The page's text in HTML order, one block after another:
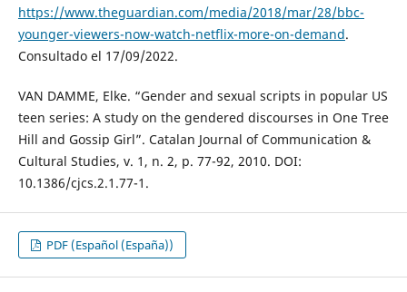
https://www.theguardian.com/media/2018/mar/28/bbc-
younger-viewers-now-watch-netflix-more-on-demand.
Consultado el 17/09/2022.
VAN DAMME, Elke. “Gender and sexual scripts in popular US
teen series: A study on the gendered discourses in One Tree
Hill and Gossip Girl”. Catalan Journal of Communication &
Cultural Studies, v. 1, n. 2, p. 77-92, 2010. DOI:
10.1386/cjcs.2.1.77-1.
PDF (Español (España))